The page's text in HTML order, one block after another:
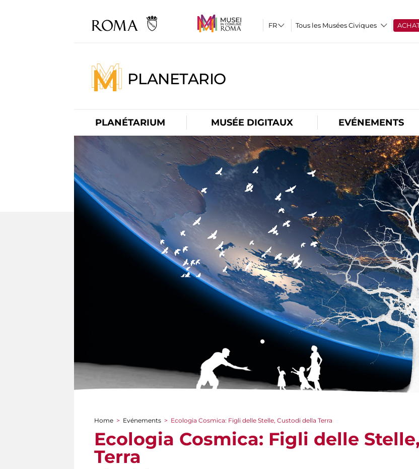
Tous les Musées Civiques
PLANETARIO
PLANÉTARIUM MUSÉE DIGITAUX EVÉNEMENTS
You are here
Home > Evénements > Ecologia Cosmica: Figli delle Stelle, Custodi della Terra
Ecologia Cosmica: Figli delle
Terra